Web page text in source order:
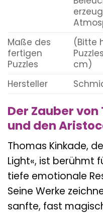
Maße des
fertigen
Puzzles
(Bitte
cm)
Hersteller
Der Zauber
und den
Thomas Kinkade,
Light«, ist berühmt
tiefe emotionale
Seine Werke
sanfte, fast